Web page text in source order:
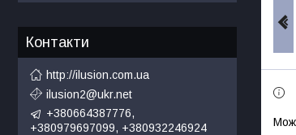
Контакти
http://ilusion.com.ua
ilusion2@ukr.net
+380664387776,
+380979697099, +380932246924